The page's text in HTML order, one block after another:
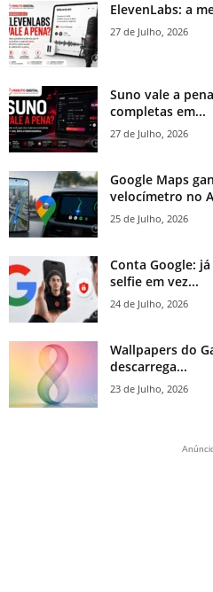
ElevenLabs: a
27 de Julho, 2026
Suno vale a
completas em...
27 de Julho, 2026
Google Maps
velocímetro no
25 de Julho, 2026
Conta Google:
selfie em vez...
24 de Julho, 2026
Wallpapers do
descarrega...
23 de Julho, 2026